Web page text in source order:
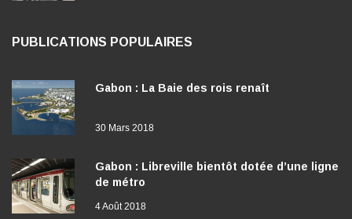
PUBLICATIONS POPULAIRES
Gabon : La Baie des rois renaît
30 Mars 2018
Gabon : Libreville bientôt dotée d’une ligne
de métro
4 Août 2018